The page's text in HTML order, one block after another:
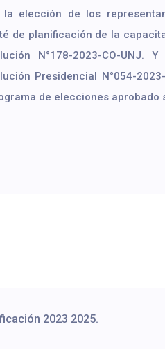
la elección de los
de planificación de la
N°178-2023-CO-UNJ.
Presidencial N°054-
de elecciones aprobado
2023 2025.